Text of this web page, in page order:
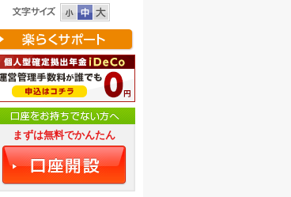
まずは無料でかんたん